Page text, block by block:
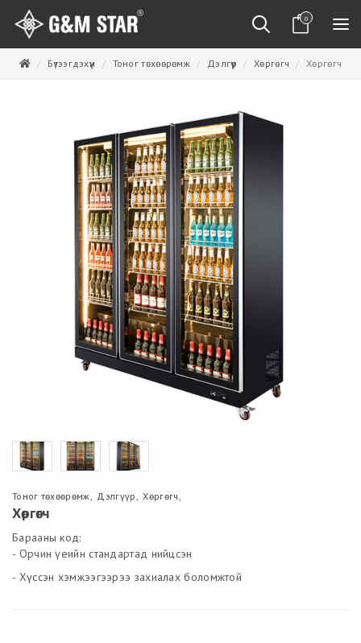
0
Бүтээгдэхүүн Тоног төхөөрөмж Дэлгүүр Хөргөгч Хөргөгч
Тоног төхөөрөмж, Дэлгүүр,Хөргөгч,
Хөргөгч
Барааны код:
- Орчин үеийн стандартад нийцсэн
- Хүссэн хэмжээгээрээ захиалах боломжтой